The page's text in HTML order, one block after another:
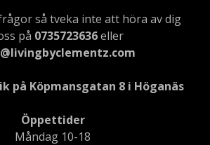
så tveka inte att höra av dig
på 0735723636eller
på Köpmansgatan 8 i Höganäs
Öppettider
Måndag 10-18